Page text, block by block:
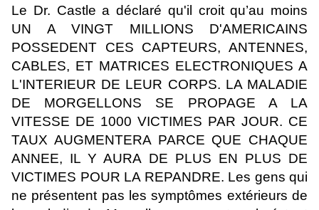
Le Dr. Castle a déclaré qu'il croit qu’au moins
UN A VINGT MILLIONS D'AMERICAINS
POSSEDENT CES CAPTEURS, ANTENNES,
CABLES, ET MATRICES ELECTRONIQUES A
L'INTERIEUR DE LEUR CORPS. LA MALADIE
DE MORGELLONS SE PROPAGE A LA
VITESSE DE 1000 VICTIMES PAR JOUR. CE
TAUX AUGMENTERA PARCE QUE CHAQUE
ANNEE, IL Y AURA DE PLUS EN PLUS DE
VICTIMES POUR LA REPANDRE. Les gens qui
ne présentent pas les symptômes extérieurs de